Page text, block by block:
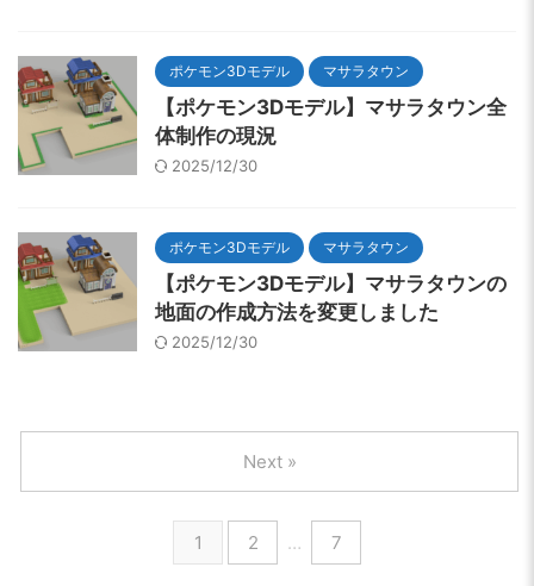
ポケモン3Dモデル マサラタウン
【ポケモン3Dモデル】マサラタウン全
体制作の現況
2025/12/30
ポケモン3Dモデル マサラタウン
【ポケモン3Dモデル】マサラタウンの
地面の作成方法を変更しました
2025/12/30
1 2 … 7
Next »